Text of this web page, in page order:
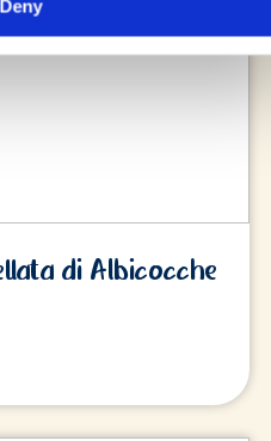
Deny
di Albicocche